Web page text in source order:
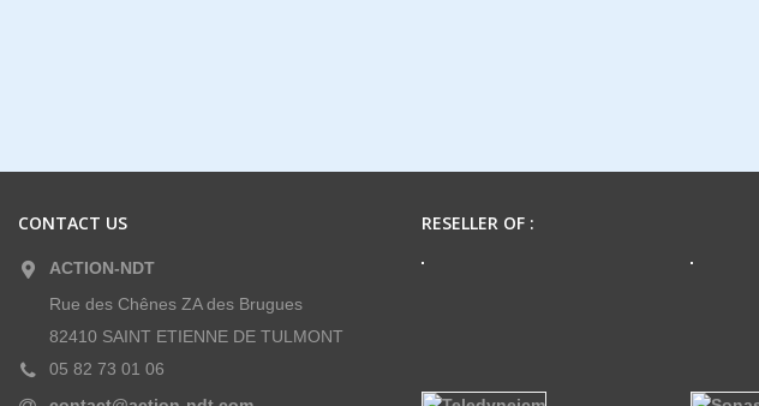
CONTACT US
ACTION-NDT
Rue des Chênes ZA des Brugues
82410 SAINT ETIENNE DE TULMONT
05 82 73 01 06
RESELLER OF :